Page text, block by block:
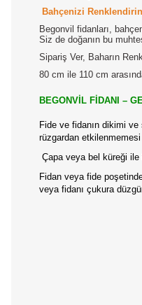
Bahçenizi
Begonvil fidanları,
Siz de doğanın bu
Sipariş Ver, Baharın
80 cm ile 110 cm
BEGONVİL FİDANI –
Fide ve fidanın dikimi
rüzgardan
Çapa veya bel küreği ile
Fidan veya fide
veya fidanı çukura